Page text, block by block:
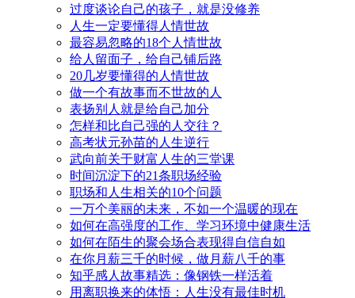
过度谈论自己的孩子，就是没修养
人生一定要懂得人情世故
最容易忽略的18个人情世故
给人留面子，给自己铺后路
20几岁要懂得的人情世故
做一个有故事而不世故的人
表扬别人就是给自己加分
怎样和比自己强的人交往？
高考状元孙苗的人生逆行
武向前关于财富人生的三堂课
时间沉淀下的21条职场经验
职场和人生相关的10个问题
一万个美丽的未来，不如一个温暖的现在
如何在高强度的工作、学习环境中健康生活
如何在陌生的聚会场合表现得自信自如
在你月薪三千的时候，做月薪八千的事
知乎感人故事精选：像钢铁一样活着
用离职换来的体悟：人生没有最佳时机